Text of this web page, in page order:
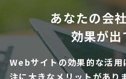
あなたの会
効果が出
Webサイトの効果的な活
注に大きなメリットがあり